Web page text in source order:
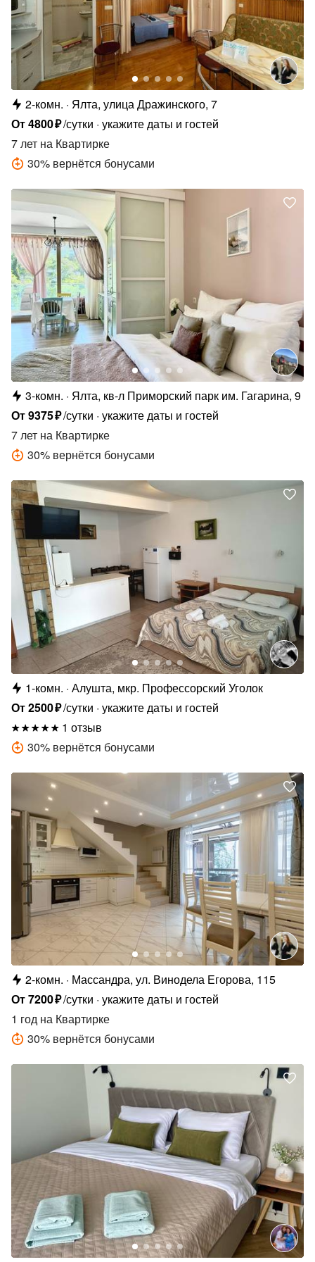
2-комн.
Ялта, улица Дражинского, 7
От4800₽/сутки укажите даты и гостей
7 лет на Квартирке
30% вернётся бонусами
3-комн.
Ялта, кв-л Приморский парк им. Гагарина, 9
От9375₽/сутки укажите даты и гостей
7 лет на Квартирке
30% вернётся бонусами
1-комн. Алушта, мкр. Профессорский Уголок
От2500₽/сутки укажите даты и гостей
1 отзыв
30% вернётся бонусами
2-комн.
Массандра, ул. Винодела Егорова, 115
От7200₽/сутки укажите даты и гостей
1 год на Квартирке
30% вернётся бонусами